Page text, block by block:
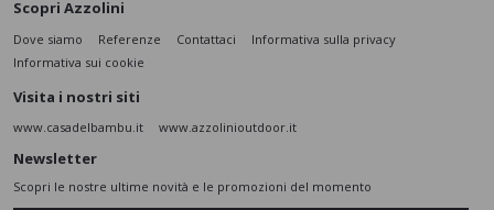
Scopri Azzolini
Dove siamo Referenze Contattaci
Informativa sulla privacy
Informativa sui cookie
Visita i nostri siti
www.casadelbambu.it www.azzolinioutdoor.it
Newsletter
Scopri le nostre ultime novità e le promozioni del momento